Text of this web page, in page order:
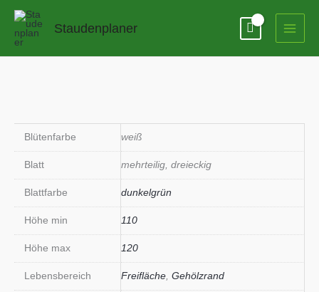
Zum
springen
Staudenplaner
Blütenfarbe weiß
Blatt mehrteilig, dreieckig
Blattfarbe dunkelgrün
Höhe min 110
Höhe max 120
Lebensbereich Freifläche Gehölzrand